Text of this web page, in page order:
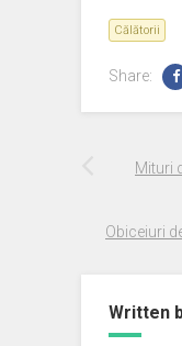
Călătorii
Share:
Mituri
Obiceiuri
Written